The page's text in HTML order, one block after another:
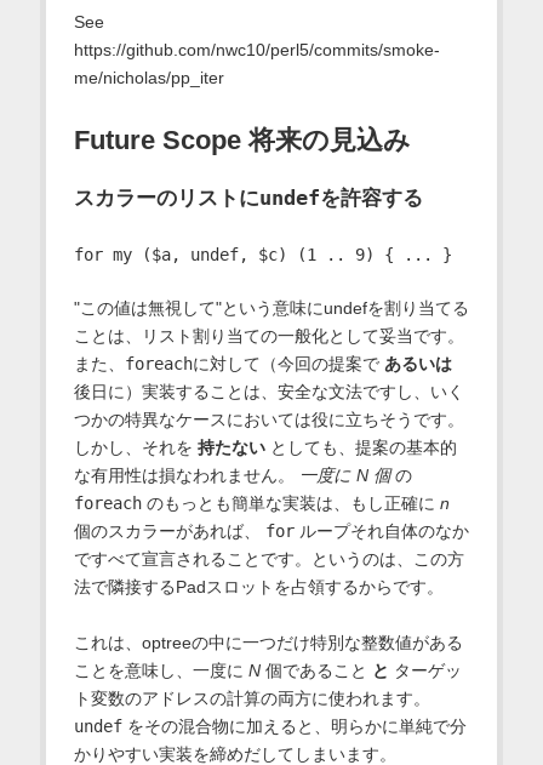
See
https://github.com/nwc10/perl5/commits/smoke-
me/nicholas/pp_iter
Future Scope 将来の見込み
スカラーのリストにundefを許容する
"この値は無視して"という意味にundefを割り当てる
ことは、リスト割り当ての一般化として妥当です。
また、 foreachに対して（今回の提案で あるいは
後日に）実装することは、安全な文法ですし、いく
つかの特異なケースにおいては役に立ちそうです。
しかし、それを 持たないとしても、提案の基本的
な有用性は損なわれません。
一度に N 個の
foreachのもっとも簡単な実装は、もし正確に n
個のスカラーがあれば、 forループそれ自体のなか
ですべて宣言されることです。というのは、この方
法で隣接するPadスロットを占領するからです。
これは、optreeの中に一つだけ特別な整数値がある
ことを意味し、一度に N個であること と ターゲッ
ト変数のアドレスの計算の両方に使われます。
undefをその混合物に加えると、明らかに単純で分
かりやすい実装を締めだしてしまいます。